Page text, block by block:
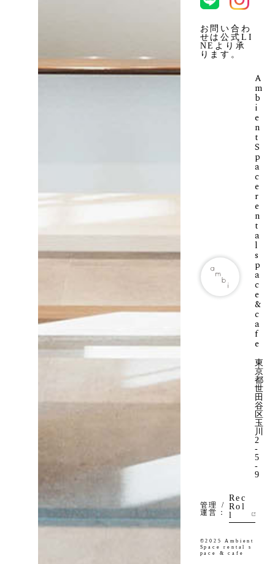
お問い合わ
せは公式LI
NEより承
ります。
A
m
b
i
e
n
t
S
p
a
c
e
r
e
n
t
a
l
s
p
a
c
e
&
c
a
f
e
東
京
都
世
田
谷
区
玉
川
2
-
5
-
9
管理 /
運営
Rec
Rol
l
©2025 Ambient
Space rental s
pace & cafe